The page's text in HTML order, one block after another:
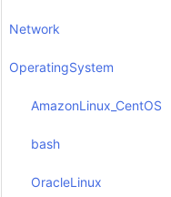
Network
OperatingSystem
AmazonLinux_CentOS
bash
OracleLinux